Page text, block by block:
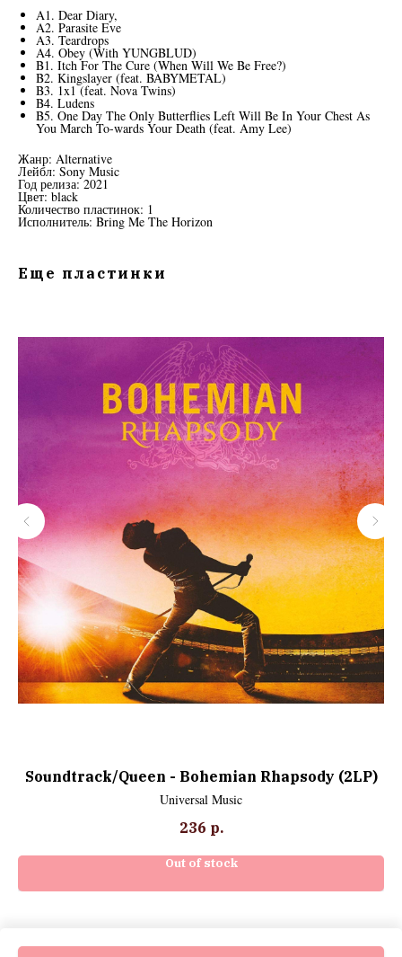
A1. Dear Diary,
A2. Parasite Eve
A3. Teardrops
A4. Obey (With YUNGBLUD)
B1. Itch For The Cure (When Will We Be Free?)
B2. Kingslayer (feat. BABYMETAL)
B3. 1x1 (feat. Nova Twins)
B4. Ludens
B5. One Day The Only Butterflies Left Will Be In Your Chest As
You March To-wards Your Death (feat. Amy Lee)
Жанр: Alternative
Лейбл: Sony Music
Год релиза: 2021
Цвет: black
Количество пластинок: 1
Исполнитель: Bring Me The Horizon
Еще пластинки
Soundtrack/Queen - Bohemian Rhapsody (2LP)
Universal Music
236 р.
Out of stock